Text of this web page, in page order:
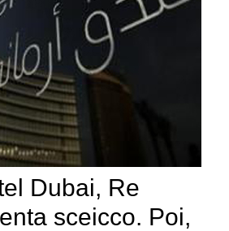
Dubai, Re
sceicco. Poi,